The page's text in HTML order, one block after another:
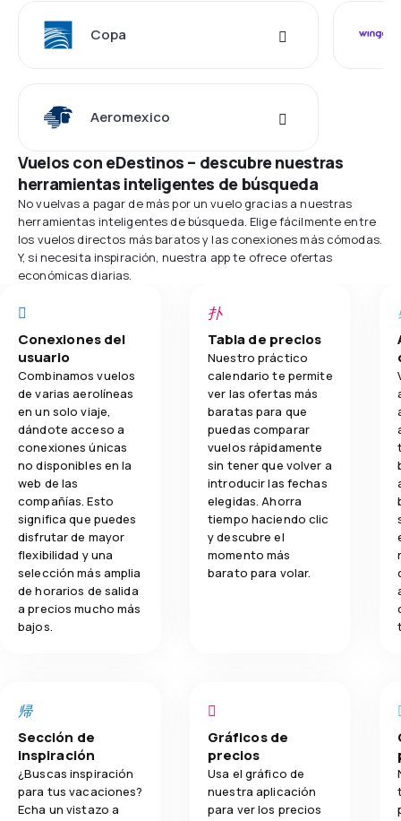
Copa
Aeromexico
Vuelos con eDestinos – descubre nuestras
herramientas inteligentes de búsqueda
No vuelvas a pagar de más por un vuelo gracias a nuestras
herramientas inteligentes de búsqueda. Elige fácilmente entre
los vuelos directos más baratos y las conexiones más cómodas.
Y, si necesita inspiración, nuestra app te ofrece ofertas
económicas diarias.
Conexiones del
usuario
Combinamos vuelos
de varias aerolíneas
en un solo viaje,
dándote acceso a
conexiones únicas
no disponibles en la
web de las
compañías. Esto
significa que puedes
disfrutar de mayor
flexibilidad y una
selección más amplia
de horarios de salida
a precios mucho más
bajos.
Tabla de precios
Nuestro práctico
calendario te permite
ver las ofertas más
baratas para que
puedas comparar
vuelos rápidamente
sin tener que volver a
introducir las fechas
elegidas. Ahorra
tiempo haciendo clic
y descubre el
momento más
barato para volar.
Sección de
inspiración
¿Buscas inspiración
para tus vacaciones?
Echa un vistazo a
Gráficos de
precios
Usa el gráfico de
nuestra aplicación
para ver los precios